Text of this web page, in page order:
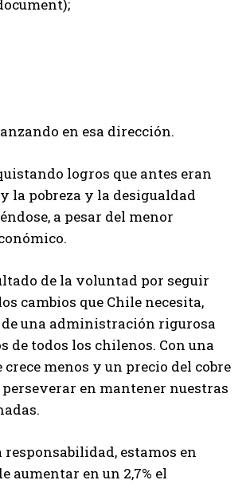
en esa dirección.
logros que antes eran
la pobreza y la desigualdad
a pesar del menor
de la voluntad por seguir
cambios que Chile necesita,
una administración rigurosa
de todos los chilenos. Con una
crece menos y un precio del cobre
perseverar en mantener nuestras
responsabilidad, estamos en
aumentar en un 2,7% el